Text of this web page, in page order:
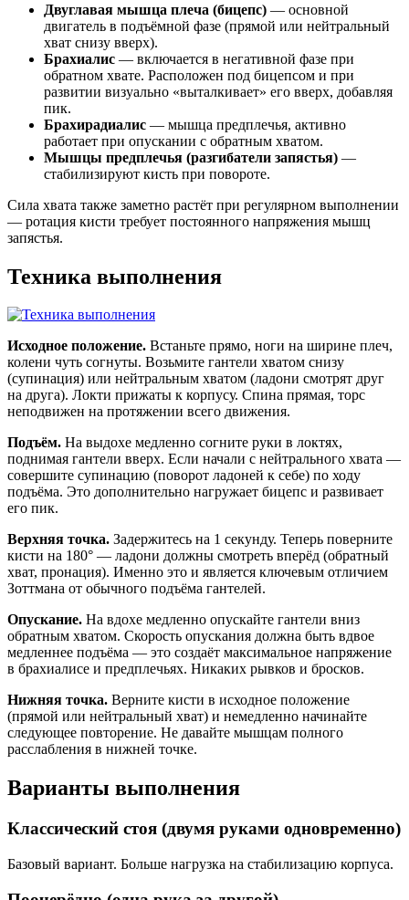
Двуглавая мышца плеча (бицепс) — основной
двигатель в подъёмной фазе (прямой или нейтральный
хват снизу вверх).
Брахиалис — включается в негативной фазе при
обратном хвате. Расположен под бицепсом и при
развитии визуально «выталкивает» его вверх, добавляя
пик.
Брахирадиалис — мышца предплечья, активно
работает при опускании с обратным хватом.
Мышцы предплечья (разгибатели запястья) —
стабилизируют кисть при повороте.
Сила хвата также заметно растёт при регулярном выполнении
— ротация кисти требует постоянного напряжения мышц
запястья.
Техника выполнения
Исходное положение. Встаньте прямо, ноги на ширине плеч,
колени чуть согнуты. Возьмите гантели хватом снизу
(супинация) или нейтральным хватом (ладони смотрят друг
на друга). Локти прижаты к корпусу. Спина прямая, торс
неподвижен на протяжении всего движения.
Подъём. На выдохе медленно согните руки в локтях,
поднимая гантели вверх. Если начали с нейтрального хвата —
совершите супинацию (поворот ладоней к себе) по ходу
подъёма. Это дополнительно нагружает бицепс и развивает
его пик.
Верхняя точка. Задержитесь на 1 секунду. Теперь поверните
кисти на 180° — ладони должны смотреть вперёд (обратный
хват, пронация). Именно это и является ключевым отличием
Зоттмана от обычного подъёма гантелей.
Опускание. На вдохе медленно опускайте гантели вниз
обратным хватом. Скорость опускания должна быть вдвое
медленнее подъёма — это создаёт максимальное напряжение
в брахиалисе и предплечьях. Никаких рывков и бросков.
Нижняя точка. Верните кисти в исходное положение
(прямой или нейтральный хват) и немедленно начинайте
следующее повторение. Не давайте мышцам полного
расслабления в нижней точке.
Варианты выполнения
Классический стоя (двумя руками одновременно)
Базовый вариант. Больше нагрузка на стабилизацию корпуса.